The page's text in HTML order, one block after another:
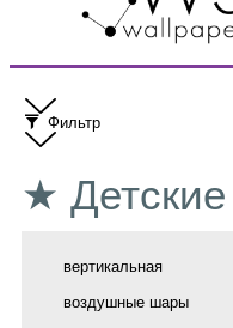
Фильтр
★ Детские
вертикальная
воздушные шары